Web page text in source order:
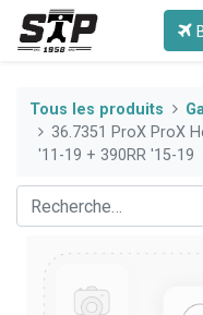
Tous les produits
36.7351 ProX ProX
'11-19 + 390RR '15-19